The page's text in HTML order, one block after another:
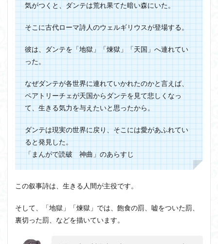
気がつくと、ダンテは荒れ果てた暗い森にいた。
そこに古代ローマ詩人のウェルギリウスが登場する。
彼は、ダンテを「地獄」「煉獄」「天国」へ連れてい
った。
なぜダンテが各世界に連れていかれたのかと言えば、
ペアトリーチェが天国からダンテを見て悲しくなっ
て、生きる気力を与えたいと思ったから。
ダンテは現実の世界に戻り、そこには愛があふれてい
ると発見した。
「まんがで読破 神曲」のあらすじ
この叙事詩は、生きる人間が主役です。
そして、「地獄」「煉獄」では、飽食の罰、嘘をついた罰、
裏切った罰、などを描いています。